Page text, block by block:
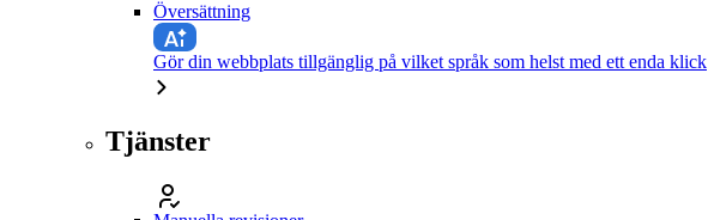
Översättning
Gör din webbplats tillgänglig på vilket språk som helst med ett enda klick
Tjänster